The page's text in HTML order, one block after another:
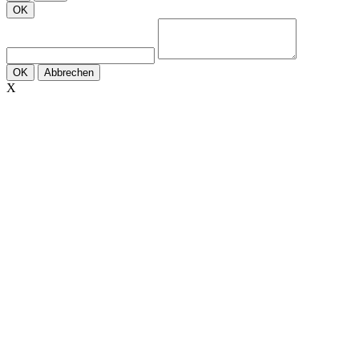
OK
OK Abbrechen
X